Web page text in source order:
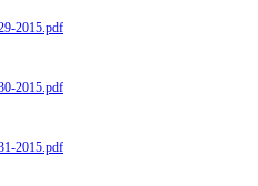
2015.pdf
2015.pdf
2015.pdf